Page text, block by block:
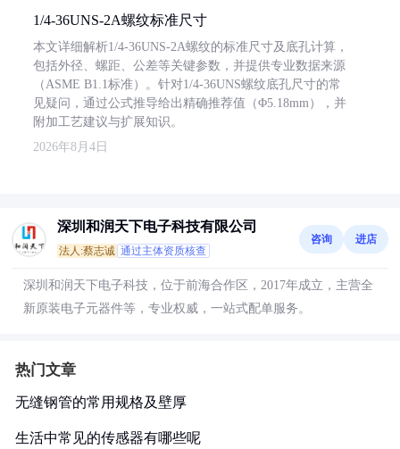
1/4-36UNS-2A螺纹标准尺寸
本文详细解析1/4-36UNS-2A螺纹的标准尺寸及底孔计算，
包括外径、螺距、公差等关键参数，并提供专业数据来源
（ASME B1.1标准）。针对1/4-36UNS螺纹底孔尺寸的常
见疑问，通过公式推导给出精确推荐值（Φ5.18mm），并
附加工艺建议与扩展知识。
2026年8月4日
深圳和润天下电子科技有限公司
法人:蔡志诚 通过主体资质核查
咨询 进店
深圳和润天下电子科技，位于前海合作区，2017年成立，主营全
新原装电子元器件等，专业权威，一站式配单服务。
热门文章
无缝钢管的常用规格及壁厚
生活中常见的传感器有哪些呢